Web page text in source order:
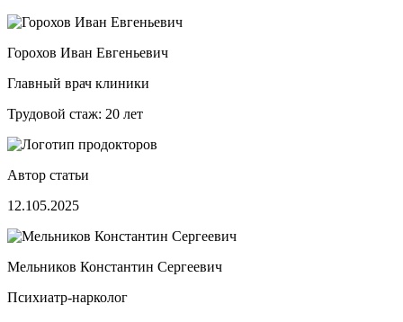
Горохов Иван Евгеньевич
Главный врач клиники
Трудовой стаж: 20 лет
Автор статьи
12.105.2025
Мельников Константин Сергеевич
Психиатр-нарколог